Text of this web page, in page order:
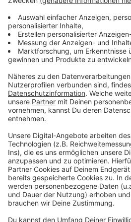
Straße: Fahrt um 6.39 Uhr
632: Beuel Bf – Uniklinikum
7.23 Uhr
E-Wagen: Nettekoven –
Uhr
E-Wagen: Im Rosenberg –
7.13 Uhr
E-Wagen: Kleinfeldstr. – Beuel
6.57 Uhr
E-Wagen: Duisdorf Bf –
um 7.50 Uhr (zusätzlich zum reg.
E-Wagen: Pappelweg –